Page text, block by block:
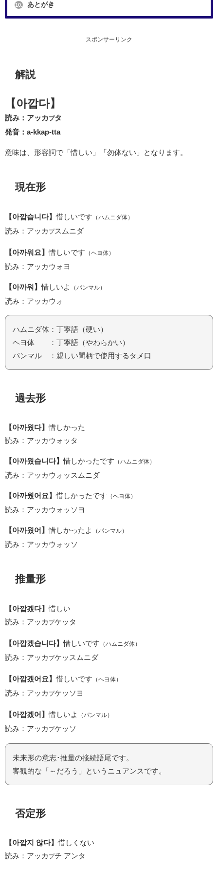
10. あとがき
スポンサーリンク
解説
【아깝다】
読み：アッカプタ
発音：a-kkap-tta
意味は、形容詞で「惜しい」「勿体ない」となります。
現在形
【아깝습니다】惜しいです （ハムニダ体）
読み：アッカ プスムニダ
【아까워요】惜しいです （ヘヨ体）
読み：アッカウォヨ
【아까워】惜しいよ （パンマル）
読み：アッカウォ
ハムニダ体：丁寧語（硬い）
ヘヨ体 ：丁寧語（やわらかい）
パンマル ：親しい間柄で使用するタメ口
過去形
【아까웠다】惜しかった
読み：アッカウォッタ
【아까웠습니다】惜しかったです （ハムニダ体）
読み：アッカウォッスムニダ
【아까웠어요】惜しかったです （ヘヨ体）
読み：アッカウォッソヨ
【아까웠어】惜しかったよ （パンマル）
読み：アッカウォッソ
推量形
【아깝겠다】惜しい
読み：アッカ プケッタ
【아깝겠습니다】惜しいです （ハムニダ体）
読み：アッカ プケッスムニダ
【아깝겠어요】惜しいです （ヘヨ体）
読み：アッカ プケッソヨ
【아깝겠어】惜しいよ （パンマル）
読み：アッカ プケッソ
未来形の意志･推量の接続語尾です。
客観的な「～だろう」というニュアンスです。
否定形
【아깝지 않다】惜しくない
読み：アッカ プチ アンタ